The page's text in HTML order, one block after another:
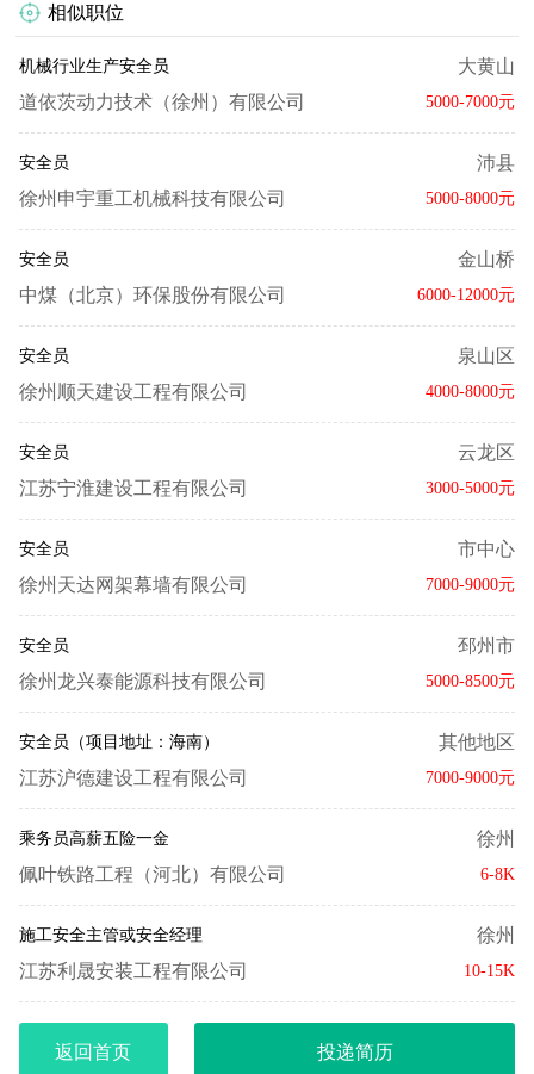
相似职位
机械行业生产安全员
大黄山
道依茨动力技术（徐州）有限公司
5000-7000元
安全员
沛县
徐州申宇重工机械科技有限公司
5000-8000元
安全员
金山桥
中煤（北京）环保股份有限公司
6000-12000元
安全员
泉山区
徐州顺天建设工程有限公司
4000-8000元
安全员
云龙区
江苏宁淮建设工程有限公司
3000-5000元
安全员
市中心
徐州天达网架幕墙有限公司
7000-9000元
安全员
邳州市
徐州龙兴泰能源科技有限公司
5000-8500元
安全员（项目地址：海南）
其他地区
江苏沪德建设工程有限公司
7000-9000元
乘务员高薪五险一金
徐州
佩叶铁路工程（河北）有限公司
6-8K
施工安全主管或安全经理
徐州
江苏利晟安装工程有限公司
10-15K
投递简历
返回首页